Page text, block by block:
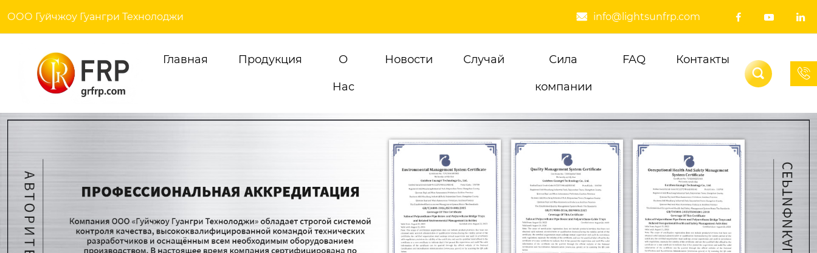
ООО Гуйчжоу Гуангри Технолоджи  info@lightsunfrp.com   
Главная Продукция О
Hас
Новости Случай Сила
компании
FAQ
Контакты

